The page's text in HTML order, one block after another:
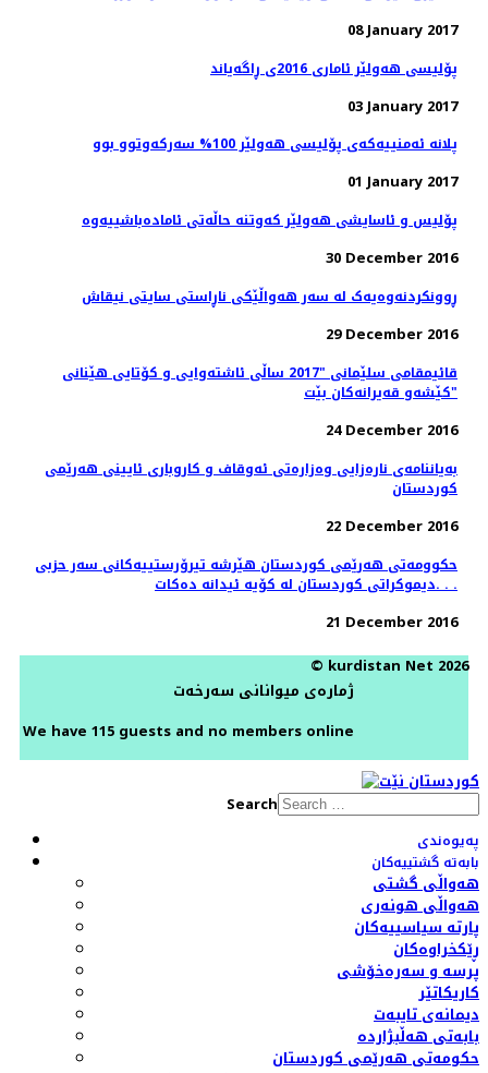
08 January 2017
پۆلیسی هەولێر ئاماری 2016ی ڕاگەیاند
03 January 2017
پلانە ئەمنییەكەی پۆلیسی هەولێر 100% سەركەوتوو بوو
01 January 2017
پۆلیس و ئاسایشی هەولێر كەوتنە حاڵەتی ئامادەباشییەوە
30 December 2016
ڕوونکردنەوەیەک لە سەر هەواڵێکی ناڕاستی سایتی نیقاش
29 December 2016
قائیمقامی سلێمانی "2017 ساڵی ئاشته‌وایی و كۆتایی هێنانی
كێشه‌و قه‌یرانه‌كان بێت"
24 December 2016
بەیاننامەی نارەزایی وەزارەتی ئەوقاف و كاروباری ئایینی هەرێمی
كوردستان
22 December 2016
حكوومه‌تى هه‌رێمى كوردستان هێرشە تیرۆرستییه‌کانی سەر حزبی
دیموکراتی کوردستان لە کۆیە ئیدانە دەكات. . .
21 December 2016
© kurdistan Net 2026
ژمارەی میوانانی سەرخەت
We have 115 guests and no members online
Search
پەیوەندی
بابەتە گشتییەکان
هەواڵی گشتی
هەواڵی هونەری
پارتە سیاسییەکان
ڕێکخراوەکان
پرسە و سەرەخۆشی
کاریکاتێر
دیمانەی تایبەت
بابەتی هەڵبژاردە
حکومەتی هەرێمی کوردستان